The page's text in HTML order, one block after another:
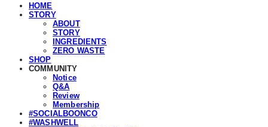
HOME
STORY
ABOUT
STORY
INGREDIENTS
ZERO WASTE
SHOP
COMMUNITY
Notice
Q&A
Review
Membership
#SOCIALBOONCO
#WASHWELL